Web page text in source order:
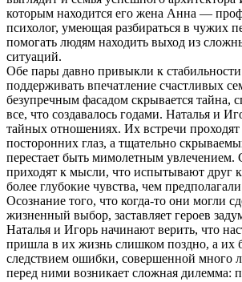
которым находится его жена Анна —
психолог, умеющая разбираться в чужих
помогать людям находить выход из
ситуаций.
Обе пары давно привыкли к
поддерживать впечатление счастливых
безупречным фасадом скрывается тайна,
все, что создавалось годами. Наталья и
тайных отношениях. Их встречи проходят
посторонних глаз, а тщательно
перестает быть мимолетным увлечением.
приходят к мысли, что испытывают друг к
более глубокие чувства, чем
Осознание того, что когда-то они могли
жизненный выбор, заставляет героев
Наталья и Игорь начинают верить, что
пришла в их жизнь слишком поздно, а их
следствием ошибки, совершенной много
перед ними возникает сложная дилемма: